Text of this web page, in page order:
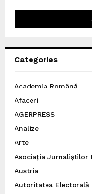
Categories
Academia Română
Afaceri
AGERPRESS
Analize
Arte
Asociația Jurnaliștilor
Austria
Autoritatea Electorală